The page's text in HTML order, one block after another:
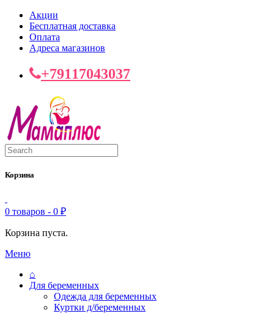
Акции
Бесплатная доставка
Оплата
Адреса магазинов
+79117043037
Корзина
0 товаров - 0 ₽
Корзина пуста.
Меню
⌂
Для беременных
Одежда для беременных
Куртки д/беременных